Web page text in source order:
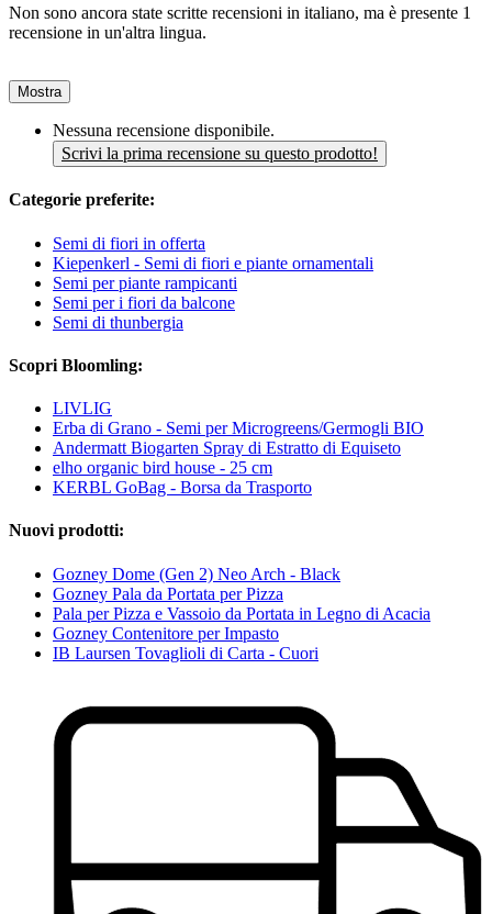
Non sono ancora state scritte recensioni in italiano, ma è presente 1
recensione in un'altra lingua.
Mostra
Nessuna recensione disponibile.
Scrivi la prima recensione su questo prodotto!
Categorie preferite:
Semi di fiori in offerta
Kiepenkerl - Semi di fiori e piante ornamentali
Semi per piante rampicanti
Semi per i fiori da balcone
Semi di thunbergia
Scopri Bloomling:
LIVLIG
Erba di Grano - Semi per Microgreens/Germogli BIO
Andermatt Biogarten Spray di Estratto di Equiseto
elho organic bird house - 25 cm
KERBL GoBag - Borsa da Trasporto
Nuovi prodotti:
Gozney Dome (Gen 2) Neo Arch - Black
Gozney Pala da Portata per Pizza
Pala per Pizza e Vassoio da Portata in Legno di Acacia
Gozney Contenitore per Impasto
IB Laursen Tovaglioli di Carta - Cuori